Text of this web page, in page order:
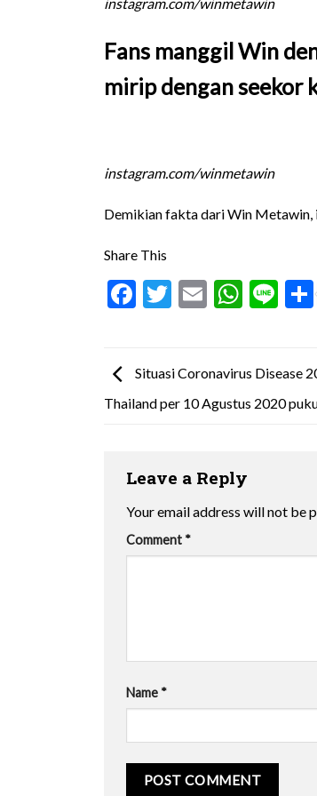
Fans manggil Win
mirip dengan seekor
instagram.com/winmetawin
Demikian fakta dari Win Metawin,
Share This
Facebook
Twitter
Email
Situasi Coronavirus Disease
Thailand per 10 Agustus 2020
Leave a Reply
Your email address will not be
Comment *
Name *